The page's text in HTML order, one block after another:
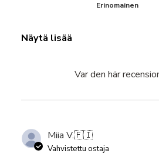
Erinomainen
Näytä lisää
Var den här
Miia V.🇫🇮
Vahvistettu ostaja